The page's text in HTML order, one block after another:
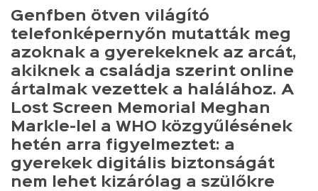
Genfben ötven világító
telefonképernyőn mutatták meg
azoknak a gyerekeknek az arcát,
akiknek a családja szerint online
ártalmak vezettek a halálához. A
Lost Screen Memorial Meghan
Markle-lel a WHO közgyűlésének
hetén arra figyelmeztet: a
gyerekek digitális biztonságát
nem lehet kizárólag a szülőkre